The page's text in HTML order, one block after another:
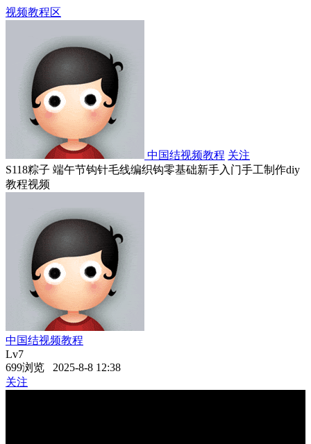
视频教程区
中国结视频教程 关注
S118粽子 端午节钩针毛线编织钩零基础新手入门手工制作diy
教程视频
中国结视频教程
Lv7
699浏览 2025-8-8 12:38
关注